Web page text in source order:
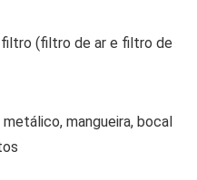
(filtro de ar e filtro de
metálico, mangueira, bocal